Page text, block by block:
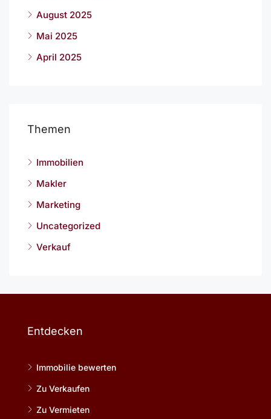
August 2025
Mai 2025
April 2025
Themen
Immobilien
Makler
Marketing
Uncategorized
Verkauf
Entdecken
Immobilie bewerten
Zu Verkaufen
Zu Vermieten